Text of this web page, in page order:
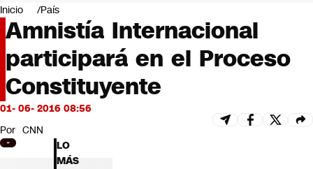
Negocios
Deportes
Programas completos
Cultura
Servicios
Bits
CNN tiempo
Futuro 360
Opinión
Inicio País
Amnistía Internacional
participará en el Proceso
Constituyente
01- 06- 2016 08:56
Por CNN
LO
MÁS